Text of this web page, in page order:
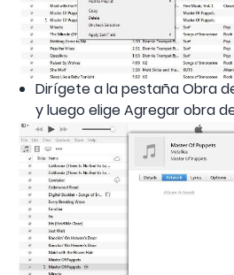
Dirígete a la pestaña Obra
y luego elige Agregar obra